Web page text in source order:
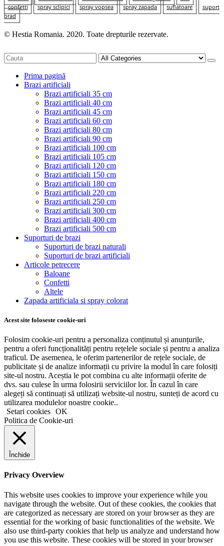
confetti
spray sclipici spray vopsea spray zapada suflatoare
suport
brad
© Hestia Romania. 2020. Toate drepturile rezervate.
Prima pagină
Brazi artificiali
Brazi artificiali 35 cm
Brazi artificiali 40 cm
Brazi artificiali 45 cm
Brazi artificiali 60 cm
Brazi artificiali 80 cm
Brazi artificiali 90 cm
Brazi artificiali 100 cm
Brazi artificiali 105 cm
Brazi artificiali 120 cm
Brazi artificiali 150 cm
Brazi artificiali 180 cm
Brazi artificiali 220 cm
Brazi artificiali 250 cm
Brazi artificiali 300 cm
Brazi artificiali 400 cm
Brazi artificiali 500 cm
Suporturi de brazi
Suporturi de brazi naturali
Suporturi de brazi artificiali
Articole petrecere
Baloane
Confetti
Altele
Zapada artificiala si spray colorat
Acest site foloseste cookie-uri
Folosim cookie-uri pentru a personaliza conținutul și anunțurile,
pentru a oferi funcționalități pentru rețelele sociale și pentru a analiza
traficul. De asemenea, le oferim partenerilor de rețele sociale, de
publicitate și de analize informații cu privire la modul în care folosiți
site-ul nostru. Aceștia le pot combina cu alte informații oferite de
dvs. sau culese în urma folosirii serviciilor lor. În cazul în care
alegeți să continuați să utilizați website-ul nostru, sunteți de acord cu
utilizarea modulelor noastre cookie..
Setari cookies OK
Politica de Cookie-uri
Închide
Privacy Overview
This website uses cookies to improve your experience while you
navigate through the website. Out of these cookies, the cookies that
are categorized as necessary are stored on your browser as they are
essential for the working of basic functionalities of the website. We
also use third-party cookies that help us analyze and understand how
you use this website. These cookies will be stored in your browser